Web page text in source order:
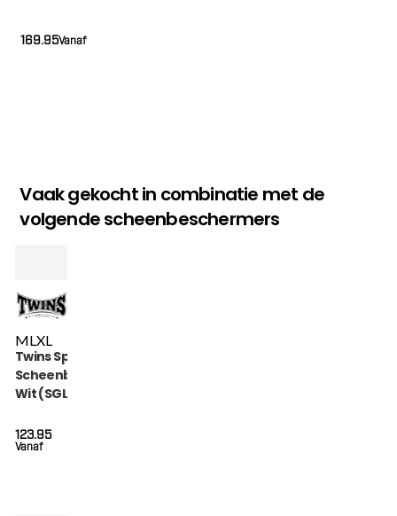
Vanaf
169.95
Vaak gekocht in combinatie met de
volgende scheenbeschermers
ML XL
Twins Special
Scheenbeschermers
Wit (SGL 7 WHITE)
Vanaf
123.95